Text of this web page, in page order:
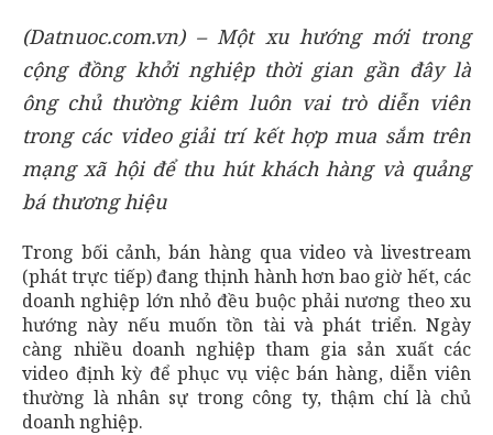
(Datnuoc.com.vn) – Một xu hướng mới trong
cộng đồng khởi nghiệp thời gian gần đây là
ông chủ thường kiêm luôn vai trò diễn viên
trong các video giải trí kết hợp mua sắm trên
mạng xã hội để thu hút khách hàng và quảng
bá thương hiệu
Trong bối cảnh, bán hàng qua video và livestream
(phát trực tiếp) đang thịnh hành hơn bao giờ hết, các
doanh nghiệp lớn nhỏ đều buộc phải nương theo xu
hướng này nếu muốn tồn tài và phát triển. Ngày
càng nhiều doanh nghiệp tham gia sản xuất các
video định kỳ để phục vụ việc bán hàng, diễn viên
thường là nhân sự trong công ty, thậm chí là chủ
doanh nghiệp.